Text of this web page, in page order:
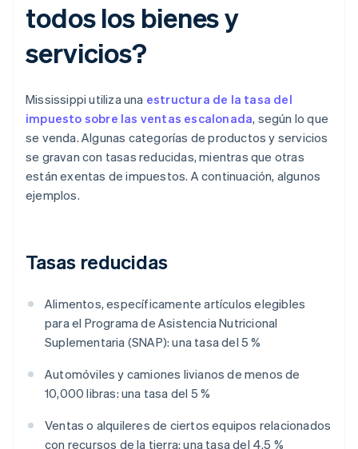
todos los bienes y
servicios?
Mississippi utiliza una estructura de la tasa del
impuesto sobre las ventas escalonada, según lo que
se venda. Algunas categorías de productos y servicios
se gravan con tasas reducidas, mientras que otras
están exentas de impuestos. A continuación, algunos
ejemplos.
Tasas reducidas
Alimentos, específicamente artículos elegibles
para el Programa de Asistencia Nutricional
Suplementaria (SNAP): una tasa del 5 %
Automóviles y camiones livianos de menos de
10,000 libras: una tasa del 5 %
Ventas o alquileres de ciertos equipos relacionados
con recursos de la tierra: una tasa del 4.5 %